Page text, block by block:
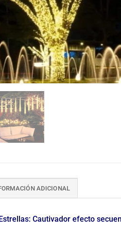
ADICIONAL
Cautivador efecto